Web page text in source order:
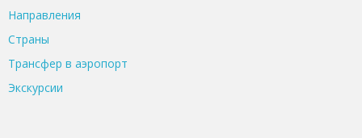
Направления
Страны
Трансфер в аэропорт
Экскурсии